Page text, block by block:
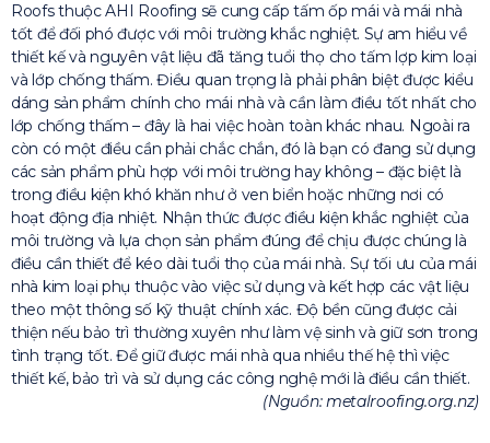
Roofs thuộc AHI Roofing sẽ cung cấp tấm ốp mái và mái nhà
tốt để đối phó được với môi trường khắc nghiệt. Sự am hiểu về
thiết kế và nguyên vật liệu đã tăng tuổi thọ cho tấm lợp kim loại
và lớp chống thấm. Điều quan trọng là phải phân biệt được kiểu
dáng sản phẩm chính cho mái nhà và cần làm điều tốt nhất cho
lớp chống thấm – đây là hai việc hoàn toàn khác nhau. Ngoài ra
còn có một điều cần phải chắc chắn, đó là bạn có đang sử dụng
các sản phẩm phù hợp với môi trường hay không – đặc biệt là
trong điều kiện khó khăn như ở ven biển hoặc những nơi có
hoạt động địa nhiệt. Nhận thức được điều kiện khắc nghiệt của
môi trường và lựa chọn sản phẩm đúng để chịu được chúng là
điều cần thiết để kéo dài tuổi thọ của mái nhà. Sự tối ưu của mái
nhà kim loại phụ thuộc vào việc sử dụng và kết hợp các vật liệu
theo một thông số kỹ thuật chính xác. Độ bền cũng được cải
thiện nếu bảo trì thường xuyên như làm vệ sinh và giữ sơn trong
tình trạng tốt. Để giữ được mái nhà qua nhiều thế hệ thì việc
thiết kế, bảo trì và sử dụng các công nghệ mới là điều cần thiết.
(Nguồn: metalroofing.org.nz)